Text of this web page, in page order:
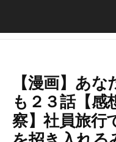
【漫画】あ
も２３話【感
察】社員旅行